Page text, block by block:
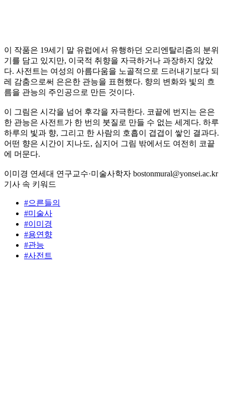
이 작품은 19세기 말 유럽에서 유행하던 오리엔탈리즘의 분위
기를 담고 있지만, 이국적 취향을 자극하거나 과장하지 않았
다. 사전트는 여성의 아름다움을 노골적으로 드러내기보다 되
레 감춤으로써 은은한 관능을 표현했다. 향의 변화와 빛의 흐
름을 관능의 주인공으로 만든 것이다.
이 그림은 시각을 넘어 후각을 자극한다. 코끝에 번지는 은은
한 관능은 사전트가 한 번의 붓질로 만들 수 없는 세계다. 하루
하루의 빛과 향, 그리고 한 사람의 호흡이 겹겹이 쌓인 결과다.
어떤 향은 시간이 지나도, 심지어 그림 밖에서도 여전히 코끝
에 머문다.
이미경 연세대 연구교수·미술사학자 bostonmural@yonsei.ac.kr
기사 속 키워드
#으른들의
#미술사
#이미경
#용연향
#관능
#사전트